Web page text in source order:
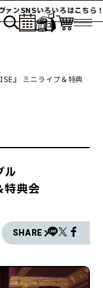
ンSNSいろいろはこちら！
』 ミニライブ＆特典
ル
特典会
SHARE